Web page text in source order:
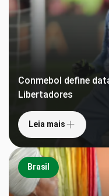
Conmebol define
Libertadores
Leia mais
Brasil